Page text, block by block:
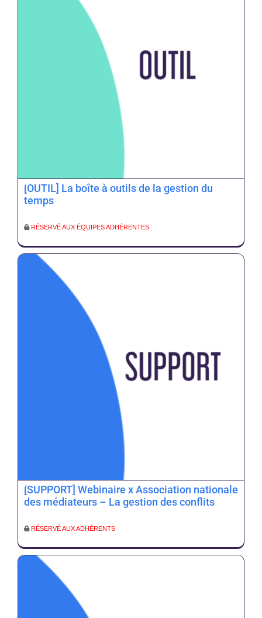
[OUTIL] La boîte à outils de la gestion du
temps
RÉSERVÉ AUX ÉQUIPES ADHÉRENTES
[SUPPORT] Webinaire x Association nationale
des médiateurs – La gestion des conflits
RÉSERVÉ AUX ADHÉRENTS